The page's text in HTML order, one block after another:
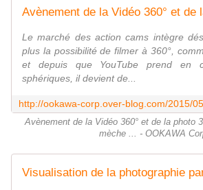
Le marché des action cams intègre
plus la possibilité de filmer à 360°,
et depuis que YouTube prend en
sphériques, il devient de...
Avènement de la Vidéo 360° et de la photo
mèche ... - OOKAWA